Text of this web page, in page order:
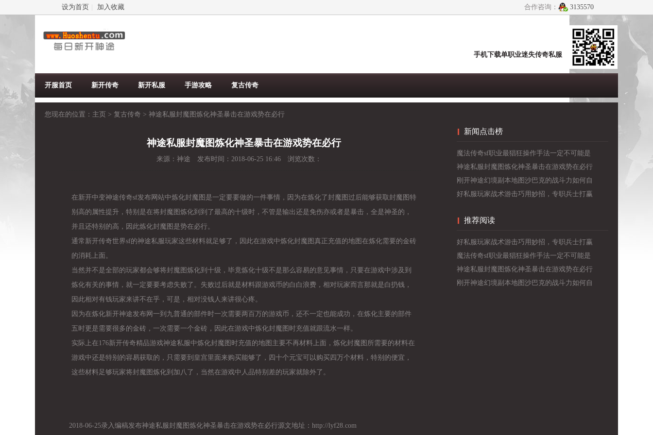
设为首页 加入收藏 合作咨询： 3135570
手机下载单职业迷失传奇私服
开服首页 新开传奇 新开私服 手游攻略 复古传奇
您现在的位置： 主页 > 复古传奇 > 神途私服封魔图炼化神圣暴击在游戏势在必行
神途私服封魔图炼化神圣暴击在游戏势在必行
来源： 神途 发布时间： 2018-06-25 16:46 浏览次数：
在新开中变神途传奇sf发布网站中炼化封魔图是一定要要做的一件事情，因为在炼化了封魔图过后能够获取封魔图特
别高的属性提升，特别是在将封魔图炼化到到了最高的十级时，不管是输出还是免伤亦或者是暴击，全是神圣的，
并且还特别的高，因此炼化封魔图是势在必行。
通常新开传奇世界sf的神途私服玩家这些材料就足够了，因此在游戏中炼化封魔图真正充值的地图在炼化需要的金砖
的消耗上面。
当然并不是全部的玩家都会够将封魔图炼化到十级，毕竟炼化十级不是那么容易的意见事情，只要在游戏中涉及到
炼化有关的事情，就一定要要考虑失败了。失败过后就是材料跟游戏币的白白浪费，相对玩家而言那就是白扔钱，
因此相对有钱玩家来讲不在乎，可是，相对没钱人来讲很心疼。
因为在炼化新开神途发布网一到九普通的部件时一次需要两百万的游戏币，还不一定也能成功，在炼化主要的部件
五时更是需要很多的金砖，一次需要一个金砖，因此在游戏中炼化封魔图时充值就跟流水一样。
实际上在176新开传奇精品游戏神途私服中炼化封魔图时充值的地图主要不再材料上面，炼化封魔图所需要的材料在
游戏中还是特别的容易获取的，只需要到皇宫里面来购买能够了，四十个元宝可以购买四万个材料，特别的便宜，
这些材料足够玩家将封魔图炼化到加八了，当然在游戏中人品特别差的玩家就除外了。
2018-06-25录入编稿发布神途私服封魔图炼化神圣暴击在游戏势在必行源文地址：http://lyf28.com
新闻点击榜
魔法传奇sf职业最猖狂操作手法一定不可能是
幻术
神途私服封魔图炼化神圣暴击在游戏势在必行
刚开神途幻境副本地图沙巴克的战斗力如何自
我提升呢？
好私服玩家战术游击巧用妙招，专职兵士打赢
推荐阅读
好私服玩家战术游击巧用妙招，专职兵士打赢
魔法传奇sf职业最猖狂操作手法一定不可能是
神途私服封魔图炼化神圣暴击在游戏势在必行
刚开神途幻境副本地图沙巴克的战斗力如何自